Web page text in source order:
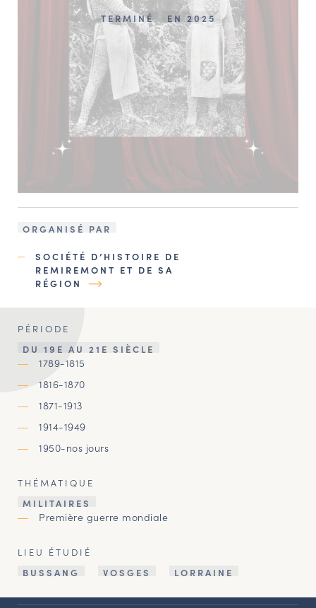
TERMINÉ EN 2025
ORGANISÉ PAR
SOCIÉTÉ D’HISTOIRE DE
REMIREMONT ET DE SA
RÉGION
PÉRIODE
DU 19E AU 21E SIÈCLE
1789-1815
1816-1870
1871-1913
1914-1949
1950-nos jours
THÉMATIQUE
MILITAIRES
Première guerre mondiale
LIEU ÉTUDIÉ
BUSSANG
VOSGES LORRAINE